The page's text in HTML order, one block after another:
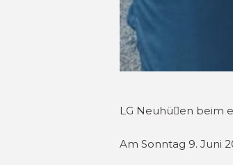
LG Neuhüen beim
Am Sonntag 9. Juni